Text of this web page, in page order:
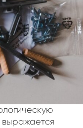
выражается